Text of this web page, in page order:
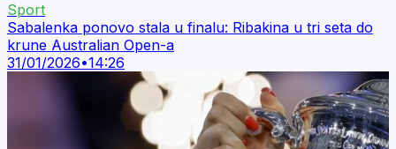
Sport
Sabalenka ponovo stala u finalu: Ribakina u tri seta do
krune Australian Open-a
31/01/2026•14:26